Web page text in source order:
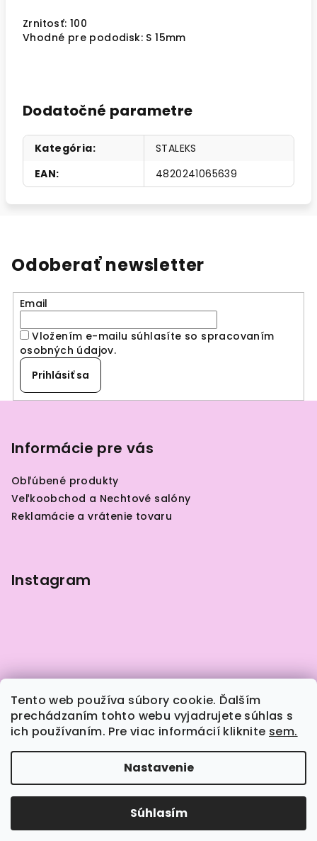
Tento web používa súbory cookie. Ďalším
prechádzaním tohto webu vyjadrujete súhlas s
ich používaním. Pre viac informácií kliknite sem.
Nastavenie
Súhlasím
Zrnitosť: 100
Vhodné pre pododisk: S 15mm
Dodatočné parametre
Kategória:
STALEKS
EAN: 4820241065639
Odoberať newsletter
Email
Vložením e-mailu súhlasíte so spracovaním
osobných údajov.
Prihlásiť sa
Informácie pre vás
Obľúbené produkty
Veľkoobchod a Nechtové salóny
Reklamácie a vrátenie tovaru
Instagram
Sledovať na Instagrame
Vytvoril Shoptet